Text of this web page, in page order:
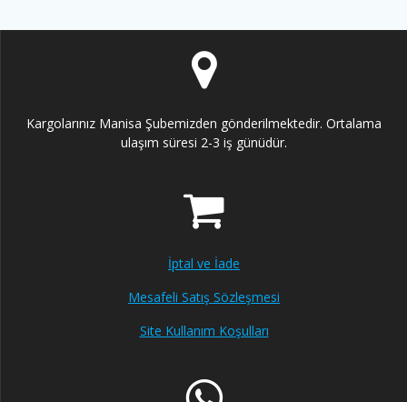
Kargolarınız Manisa Şubemizden gönderilmektedir. Ortalama
ulaşım süresi 2-3 iş günüdür.
İptal ve İade
Mesafeli Satış Sözleşmesi
Site Kullanım Koşulları